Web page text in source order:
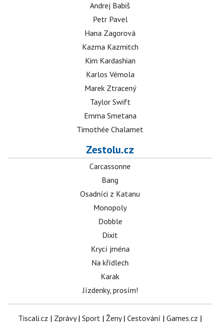
Andrej Babiš
Petr Pavel
Hana Zagorová
Kazma Kazmitch
Kim Kardashian
Karlos Vémola
Marek Ztracený
Taylor Swift
Emma Smetana
Timothée Chalamet
Zestolu.cz
Carcassonne
Bang
Osadníci z Katanu
Monopoly
Dobble
Dixit
Krycí jména
Na křídlech
Karak
Jízdenky, prosím!
Tiscali.cz | Zprávy| Sport | Ženy| Cestování | Games.cz |